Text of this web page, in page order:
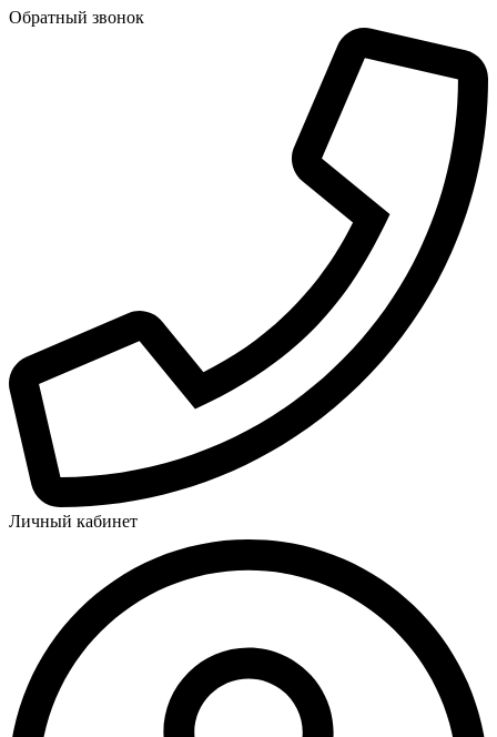
Обратный звонок
Личный кабинет